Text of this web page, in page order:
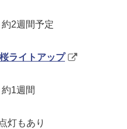
2週間予定
ライトアップ
1週間
灯もあり